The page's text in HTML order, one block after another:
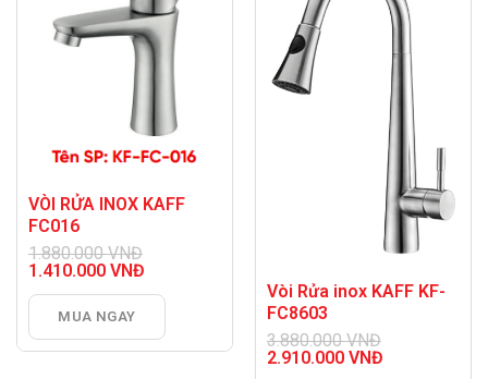
VÒI RỬA INOX KAFF
FC016
1.880.000VNĐ
Giá
là:
1.880.000 VNĐ.
1.410.000 VNĐ
hiện
là:
1.410.000 VNĐ.
MUA NGAY
Vòi Rửa inox KAFF KF-
FC8603
3.880.000VNĐ
Giá
2.910.000 VNĐ